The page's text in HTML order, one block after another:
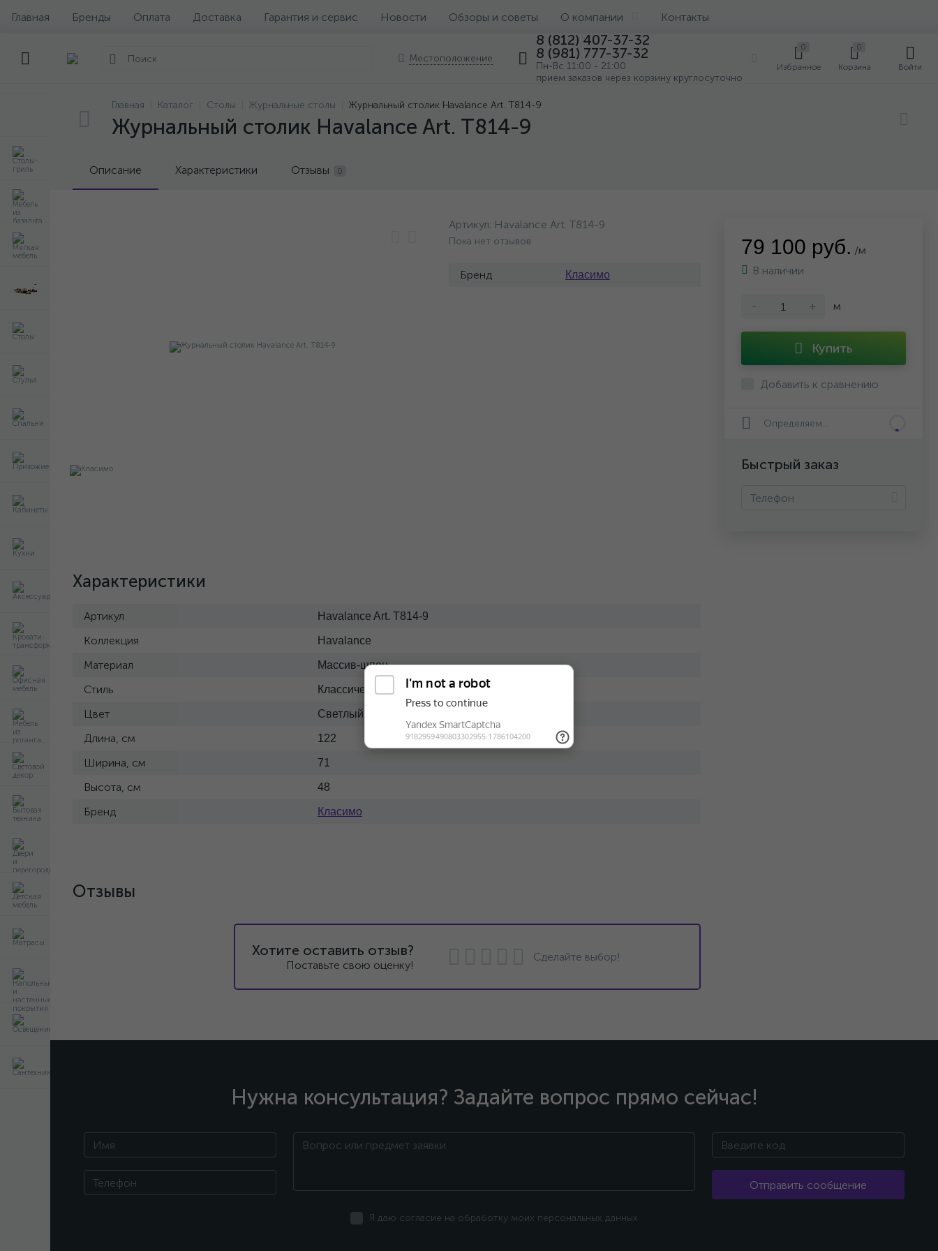
Главная Бренды Оплата Доставка Гарантия и сервис Новости Обзоры и советы О компании Контакты
Местоположение
8 (812) 407-37-32
8 (981) 777-37-32
Пн-Вс 11:00 - 21:00
прием заказов через корзину круглосуточно
0
Избранное
0
Корзина Войти
Главная Каталог Столы Журнальные столы Журнальный столик Havalance Art. T814-9
Журнальный столик Havalance Art. T814-9
Описание Характеристики Отзывы 0
Артикул: Havalance Art. T814-9
Пока нет отзывов
Бренд Класимо
Характеристики
Артикул Havalance Art. T814-9
Коллекция Havalance
Материал Массив-шпон
Стиль Классический
Цвет Светлый
Длина, см 122
Ширина, см 71
Высота, см 48
Бренд Класимо
79 100 руб. /м
В наличии
- + м
Купить
Добавить к сравнению
Определяем...
Быстрый заказ
Отзывы
Хотите оставить отзыв?
Поставьте свою оценку!
Сделайте выбор!
Нужна консультация? Задайте вопрос прямо сейчас!
Отправить сообщение
Я даю согласие на обработку моих персональных данных